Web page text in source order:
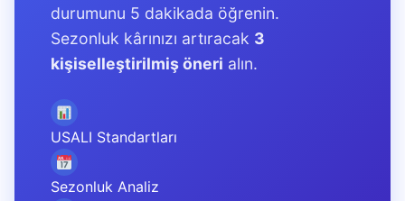
durumunu 5 dakikada öğrenin.
Sezonluk kârınızı artıracak 3
kişiselleştirilmiş öneri alın.
USALI Standartları
Sezonluk Analiz